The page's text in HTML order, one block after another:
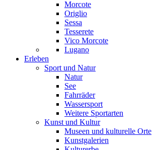
Morcote
Origlio
Sessa
Tesserete
Vico Morcote
Lugano
Erleben
Sport und Natur
Natur
See
Fahrräder
Wassersport
Weitere Sportarten
Kunst und Kultur
Museen und kulturelle Orte
Kunstgalerien